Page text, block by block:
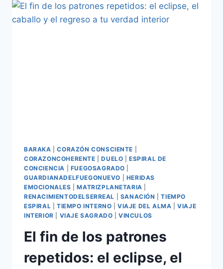
BARAKA |CORAZÓN CONSCIENTE
CORAZONCOHERENTE |DUELO |ESPIRAL DE
CONCIENCIA
FUEGOSAGRADO
GUARDIANADELFUEGONUEVO
HERIDAS
EMOCIONALES |MATRIZPLANETARIA
RENACIMIENTODELSERREAL
SANACIÓN |TIEMPO
ESPIRAL
TIEMPO INTERNO |VIAJE DEL ALMA |VIAJE
INTERIOR
VIAJE SAGRADO |VINCULOS
El fin de los patrones
repetidos: el eclipse, el